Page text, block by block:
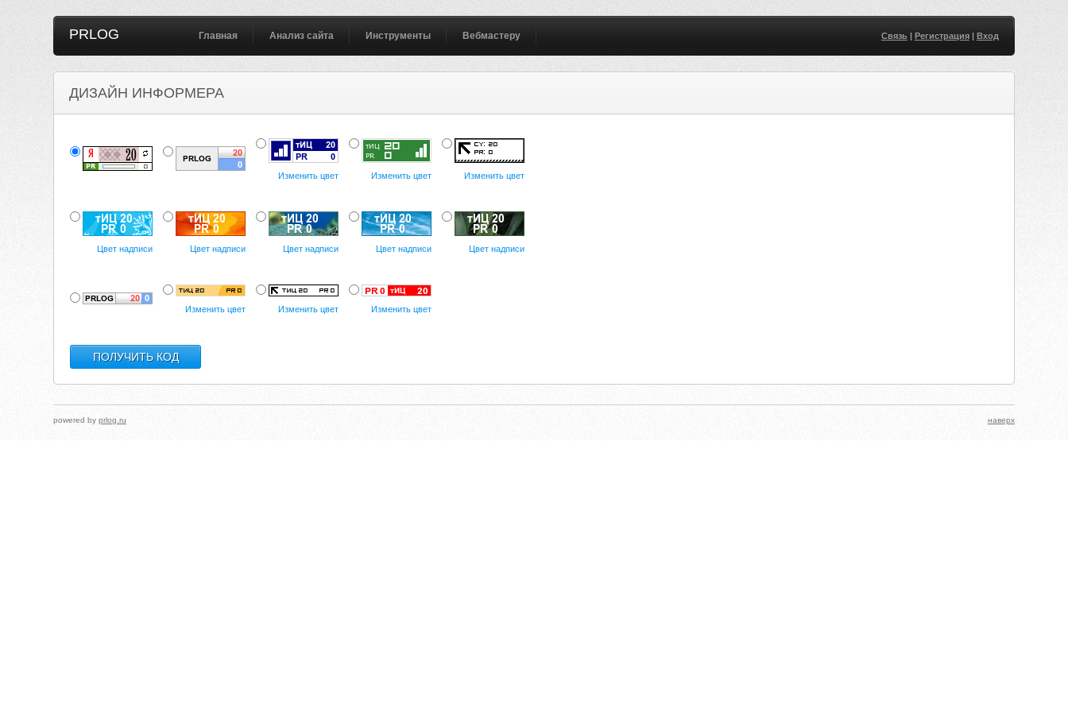
PRLOG Главная Анализ сайта Инструменты Вебмастеру Связь| Регистрация| Вход
ДИЗАЙН ИНФОРМЕРА
Изменить цвет Изменить цвет Изменить цвет
Цвет надписи Цвет надписи Цвет надписи Цвет надписи Цвет надписи
Изменить цвет Изменить цвет Изменить цвет
powered byprlog.ru наверх